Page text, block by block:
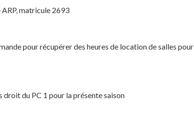
matricule 2693
pour récupérer des heures de location de salles pour
droit du PC 1 pour la présente saison